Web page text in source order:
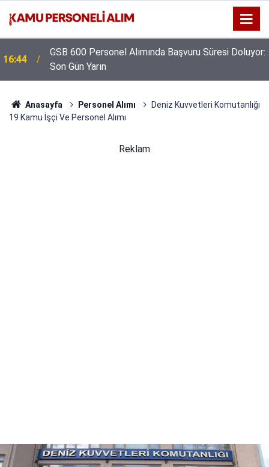
16:44
GSB 600 Personel Alımında Başvuru Süresi Doluyor:
Son Gün Yarın
16:38
Anasayfa Personel Alımı
Deniz Kuvvetleri Komutanlığı
19 Kamu İşçi Ve Personel Alımı
Reklam